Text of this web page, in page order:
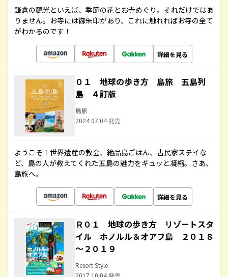
鎌倉の観光といえば、季節の花とお寺めぐり。それだけではあ
りません。お寺には御朱印があり、これに触れればお寺の全て
がわかるのです！
詳細を見る
０１ 地球の歩き方 島旅 五島列
島 ４訂版
島旅
2024.07.04 発売
ようこそ！世界遺産の教会、絶品島ごはん、古民家ステイな
ど、島の人が教えてくれた五島の魅力をギュッと凝縮。さあ、
島旅へ。
詳細を見る
Ｒ０１ 地球の歩き方 リゾートスタ
イル ホノルル＆オアフ島 ２０１８
～２０１９
Resort Style